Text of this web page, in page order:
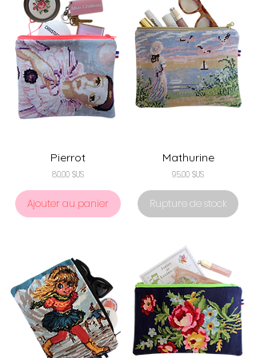
Pierrot
Prix
80,00 $US
Ajouter au panier
Mathurine
Prix
95,00 $US
Rupture de stock